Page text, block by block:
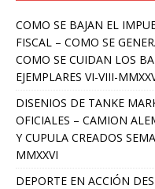
COMO SE BAJAN EL
FISCAL – COMO SE
COMO SE CUIDAN LOS
EJEMPLARES VI-VIII-
DISENIOS DE TANKE
OFICIALES – CAMION
Y CUPULA CREADOS
MMXXVI
DEPORTE EN ACCIÓN